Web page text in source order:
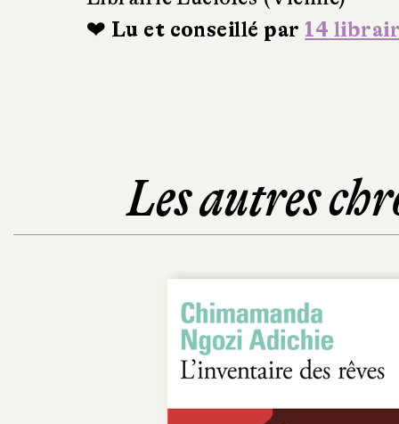
❤ Lu et conseillé par 14
Les autres